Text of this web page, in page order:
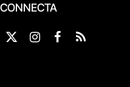
CONNECTA
X
InstagramFacebook
RSS